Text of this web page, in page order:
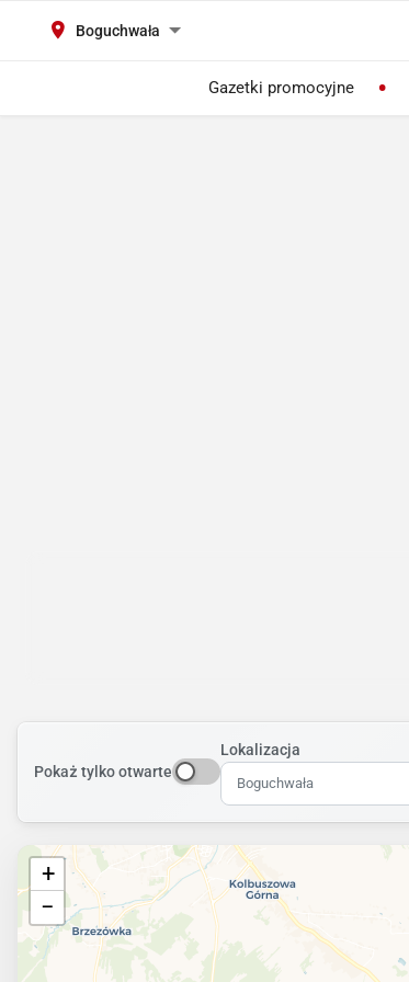
Boguchwała
Gazetki promocyjne
Pokaż tylko otwarte
Lokalizacja
Boguchwała
+
−